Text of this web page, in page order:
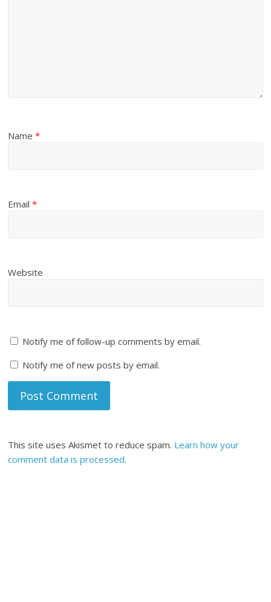
Name*
Email*
Website
Notify me of follow-up comments by email.
Notify me of new posts by email.
This site uses Akismet to reduce spam. Learn how your
comment data is processed.